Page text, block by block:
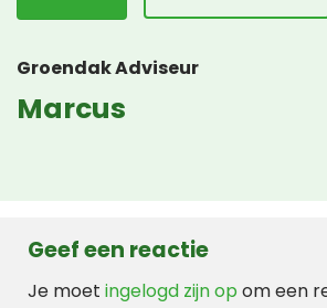
Groendak Adviseur
Marcus
Geef een reactie
Je moet ingelogd zijn op om een